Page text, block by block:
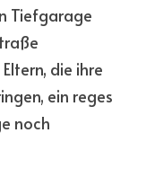
Tiefgarage
die ihre
ein reges
noch